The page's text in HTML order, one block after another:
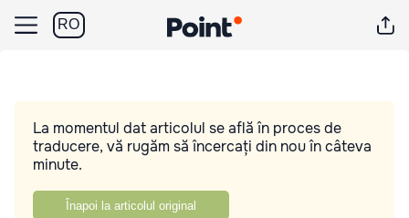
RO
La momentul dat articolul se află în proces de
traducere, vă rugăm să încercați din nou în câteva
minute.
Înapoi la articolul original